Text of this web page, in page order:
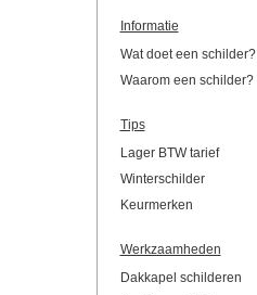
Informatie
Wat doet een schilder?
Waarom een schilder?
Tips
Lager BTW tarief
Winterschilder
Keurmerken
Werkzaamheden
Dakkapel schilderen